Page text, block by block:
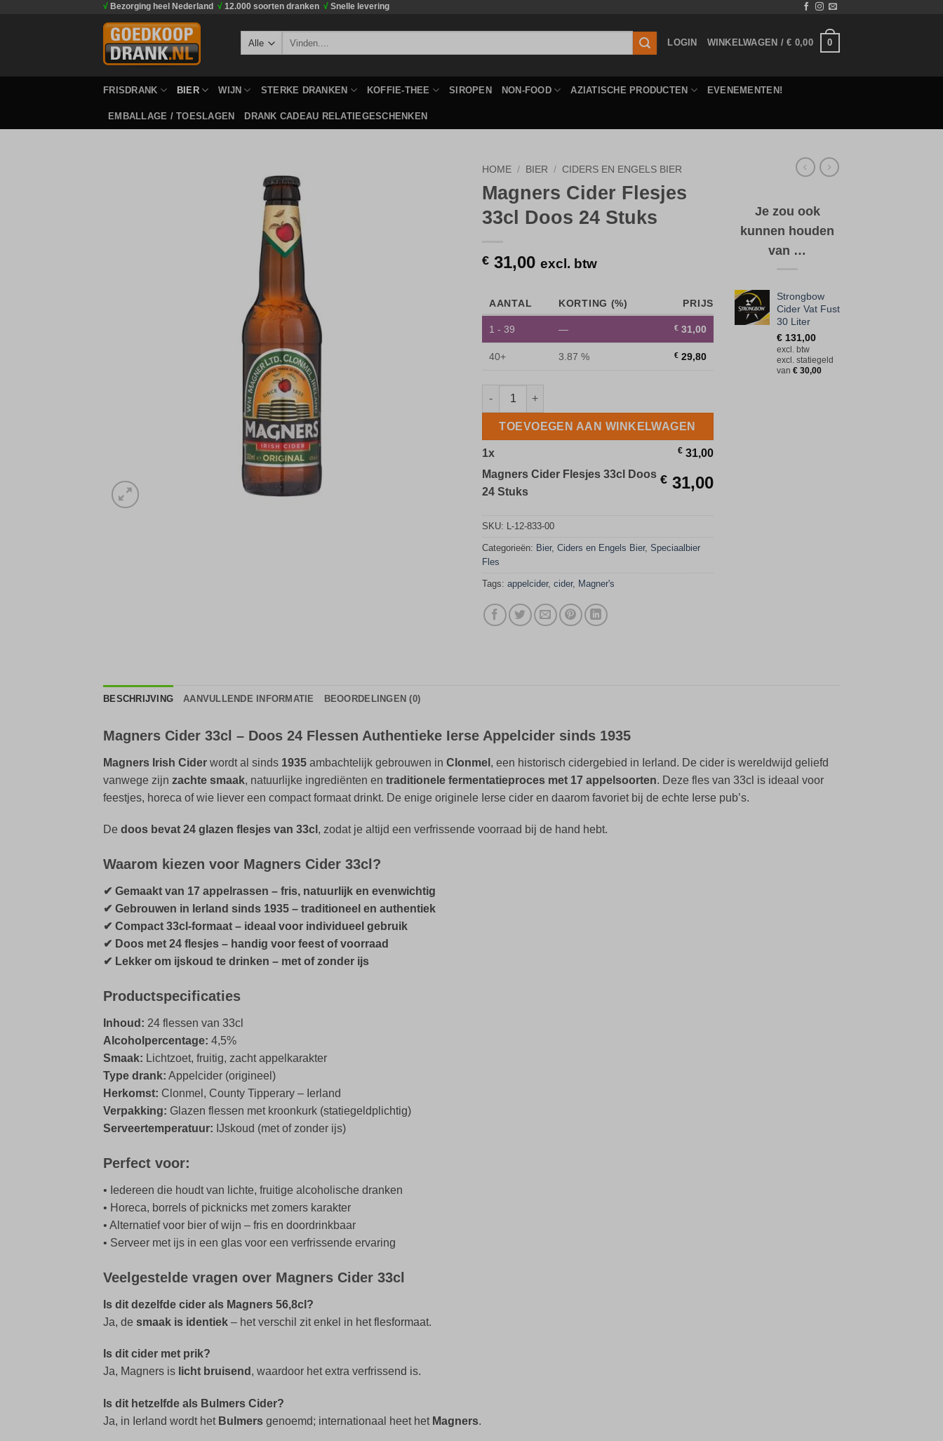
√ Bezorging heel Nederland √ 12.000 soorten dranken √ Snelle levering
LOGIN WINKELWAGEN /€ 0,00 0
FRISDRANK BIER WIJN STERKE DRANKEN KOFFIE-THEE SIROPEN NON-FOOD AZIATISCHE PRODUCTEN EVENEMENTEN!
EMBALLAGE / TOESLAGEN DRANK CADEAU RELATIEGESCHENKEN
HOME / BIER / CIDERS EN ENGELS BIER
Magners Cider Flesjes
33cl Doos 24 Stuks
€ 31,00 excl. btw
AANTAL KORTING (%) PRIJS
1 - 39 — € 31,00
40+ 3.87 % € 29,80
Magners Cider Flesjes 33cl Doos 24 Stuks aantal
TOEVOEGEN AAN WINKELWAGEN
1x € 31,00
Magners Cider Flesjes 33cl Doos
24 Stuks
€ 31,00
SKU: L-12-833-00
Categorieën: Bier, Ciders en Engels Bier, Speciaalbier
Fles
Tags: appelcider, cider, Magner's
Je zou ook
kunnen houden
van …
Strongbow
Cider Vat Fust
30 Liter
€ 131,00
excl. btw
excl. statiegeld
van € 30,00
BESCHRIJVING AANVULLENDE INFORMATIE BEOORDELINGEN (0)
Magners Cider 33cl – Doos 24 Flessen Authentieke Ierse Appelcider sinds 1935
Magners Irish Cider wordt al sinds 1935 ambachtelijk gebrouwen in Clonmel , een historisch cidergebied in Ierland. De cider is wereldwijd geliefd
vanwege zijn zachte smaak, natuurlijke ingrediënten en traditionele fermentatieproces met 17 appelsoorten. Deze fles van 33cl is ideaal voor
feestjes, horeca of wie liever een compact formaat drinkt. De enige originele Ierse cider en daarom favoriet bij de echte Ierse pub’s.
De doos bevat 24 glazen flesjes van 33cl , zodat je altijd een verfrissende voorraad bij de hand hebt.
Waarom kiezen voor Magners Cider 33cl?
✔ Gemaakt van 17 appelrassen – fris, natuurlijk en evenwichtig
✔ Gebrouwen in Ierland sinds 1935 – traditioneel en authentiek
✔ Compact 33cl-formaat – ideaal voor individueel gebruik
✔ Doos met 24 flesjes – handig voor feest of voorraad
✔ Lekker om ijskoud te drinken – met of zonder ijs
Productspecificaties
Inhoud: 24 flessen van 33cl
Alcoholpercentage: 4,5%
Smaak: Lichtzoet, fruitig, zacht appelkarakter
Type drank: Appelcider (origineel)
Herkomst: Clonmel, County Tipperary – Ierland
Verpakking: Glazen flessen met kroonkurk (statiegeldplichtig)
Serveertemperatuur: IJskoud (met of zonder ijs)
Perfect voor:
• Iedereen die houdt van lichte, fruitige alcoholische dranken
• Horeca, borrels of picknicks met zomers karakter
• Alternatief voor bier of wijn – fris en doordrinkbaar
• Serveer met ijs in een glas voor een verfrissende ervaring
Veelgestelde vragen over Magners Cider 33cl
Is dit dezelfde cider als Magners 56,8cl?
Ja, de smaak is identiek – het verschil zit enkel in het flesformaat.
Is dit cider met prik?
Ja, Magners is licht bruisend , waardoor het extra verfrissend is.
Is dit hetzelfde als Bulmers Cider?
Ja, in Ierland wordt het Bulmers genoemd; internationaal heet het Magners.